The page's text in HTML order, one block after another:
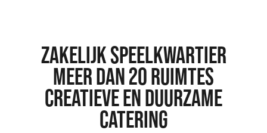
ZAKELIJK SPEELKWARTIER
MEER DAN 20 RUIMTES
CREATIEVE EN DUURZAME
CATERING